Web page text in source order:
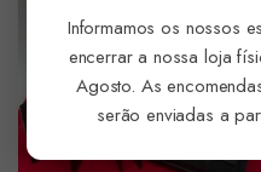
Informamos os nossos
encerrar a nossa loja
Agosto. As
serão enviadas a